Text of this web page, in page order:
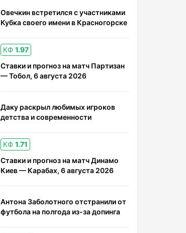
Овечкин встретился с участниками
Кубка своего имени в Красногорске
КФ 1.97
Ставки и прогноз на матч Партизан
— Тобол, 6 августа 2026
Даку раскрыл любимых игроков
детства и современности
КФ 1.71
Ставки и прогноз на матч Динамо
Киев — Карабах, 6 августа 2026
Антона Заболотного отстранили от
футбола на полгода из-за допинга